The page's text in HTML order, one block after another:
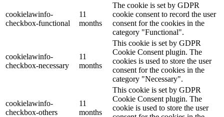
cookielawinfo-
checkbox-functional
11
months
The cookie is set by GDPR
cookie consent to record the user
consent for the cookies in the
category "Functional".
cookielawinfo-
checkbox-necessary
11
months
This cookie is set by GDPR
Cookie Consent plugin. The
cookies is used to store the user
consent for the cookies in the
category "Necessary".
cookielawinfo-
checkbox-others
11
months
This cookie is set by GDPR
Cookie Consent plugin. The
cookie is used to store the user